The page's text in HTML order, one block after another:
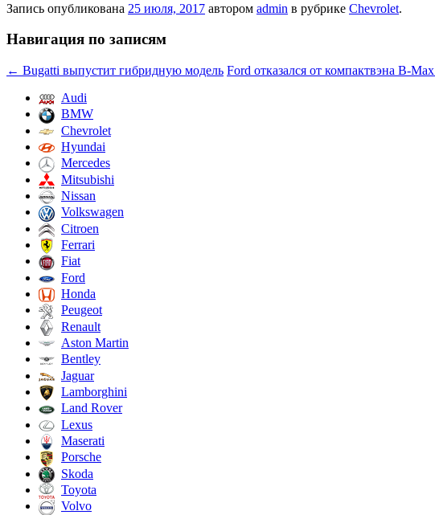
Запись опубликована 25 июля, 2017 автором admin в рубрике Chevrolet.
Навигация по записям
← Bugatti выпустит гибридную модель Ford отказался от компактвэна В-Max
Audi
BMW
Chevrolet
Hyundai
Mercedes
Mitsubishi
Nissan
Volkswagen
Citroen
Ferrari
Fiat
Ford
Honda
Peugeot
Renault
Aston Martin
Bentley
Jaguar
Lamborghini
Land Rover
Lexus
Maserati
Porsche
Skoda
Toyota
Volvo